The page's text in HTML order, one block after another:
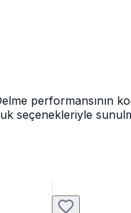
performansının
seçenekleriyle